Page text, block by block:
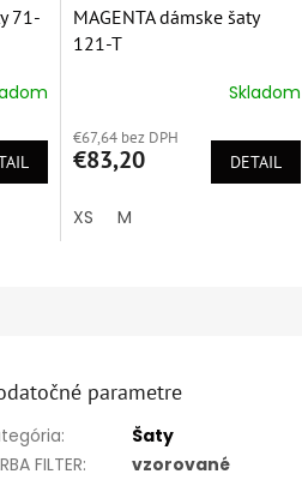
71-
MAGENTA dámske šaty
121-T
produktu
je
z
Skladom
€67,64 bez DPH
€83,20 DETAIL
XS M
parametre
:
Šaty
FILTER:
vzorované